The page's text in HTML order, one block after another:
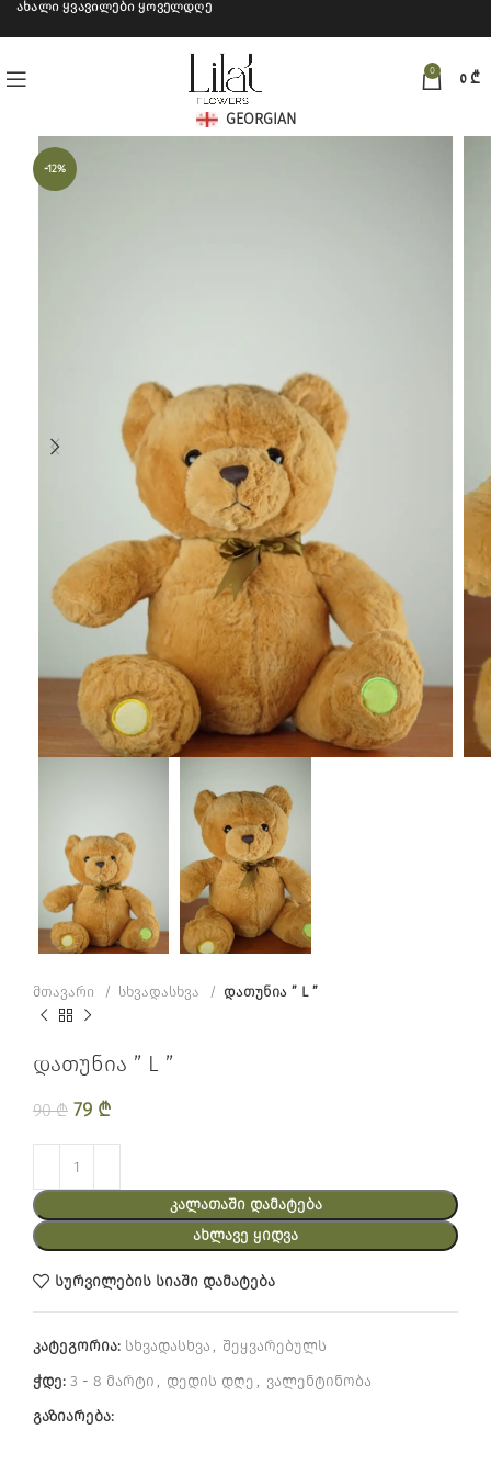
ახალი ყვავილები ყოველდღე
0
0 ₾
GEORGIAN
-12%
მთავარი სხვადასხვა დათუნია ” L ”
დათუნია ” L ”
90₾ Original price was: 90 ₾.
79 ₾
ᲙᲐᲚᲐᲗᲐᲨᲘ ᲓᲐᲛᲐᲢᲔᲑᲐ
ᲐᲮᲚᲐᲕᲔ ᲧᲘᲓᲕᲐ
სურვილების სიაში დამატება
კატეგორია: სხვადასხვა , შეყვარებულს
ჭდე: 3 - 8 მარტი , დედის დღე , ვალენტინობა
გაზიარება: